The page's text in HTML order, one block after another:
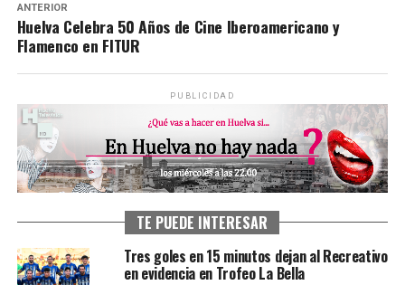
ANTERIOR
Huelva Celebra 50 Años de Cine Iberoamericano y
Flamenco en FITUR
PUBLICIDAD
TE PUEDE INTERESAR
Tres goles en 15 minutos dejan al Recreativo
en evidencia en Trofeo La Bella